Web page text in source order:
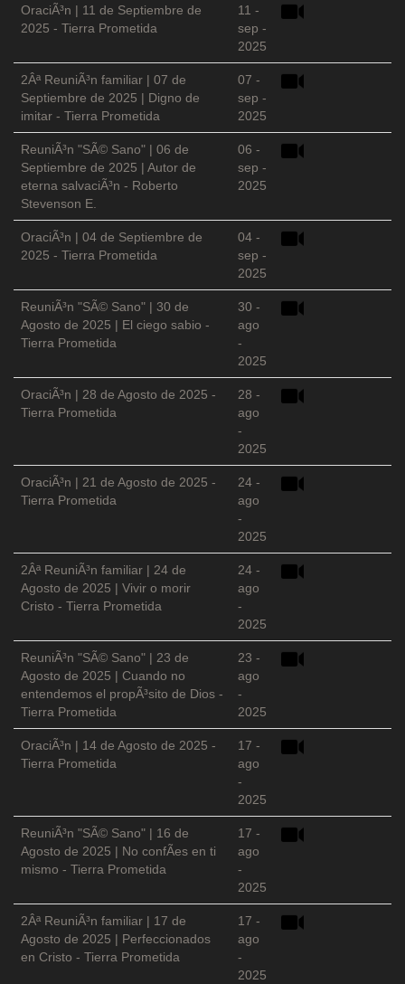
OraciÃ³n | 11 de Septiembre de
2025 - Tierra Prometida
11 -
sep -
2025
2Âª ReuniÃ³n familiar | 07 de
Septiembre de 2025 | Digno de
imitar - Tierra Prometida
07 -
sep -
2025
ReuniÃ³n "SÃ© Sano" | 06 de
Septiembre de 2025 | Autor de
eterna salvaciÃ³n - Roberto
Stevenson E.
06 -
sep -
2025
OraciÃ³n | 04 de Septiembre de
2025 - Tierra Prometida
04 -
sep -
2025
ReuniÃ³n "SÃ© Sano" | 30 de
Agosto de 2025 | El ciego sabio -
Tierra Prometida
30 -
ago
-
2025
OraciÃ³n | 28 de Agosto de 2025 -
Tierra Prometida
28 -
ago
-
2025
OraciÃ³n | 21 de Agosto de 2025 -
Tierra Prometida
24 -
ago
-
2025
2Âª ReuniÃ³n familiar | 24 de
Agosto de 2025 | Vivir o morir
Cristo - Tierra Prometida
24 -
ago
-
2025
ReuniÃ³n "SÃ© Sano" | 23 de
Agosto de 2025 | Cuando no
entendemos el propÃ³sito de Dios -
Tierra Prometida
23 -
ago
-
2025
OraciÃ³n | 14 de Agosto de 2025 -
Tierra Prometida
17 -
ago
-
2025
ReuniÃ³n "SÃ© Sano" | 16 de
Agosto de 2025 | No confÃ­es en ti
mismo - Tierra Prometida
17 -
ago
-
2025
2Âª ReuniÃ³n familiar | 17 de
Agosto de 2025 | Perfeccionados
en Cristo - Tierra Prometida
17 -
ago
-
2025